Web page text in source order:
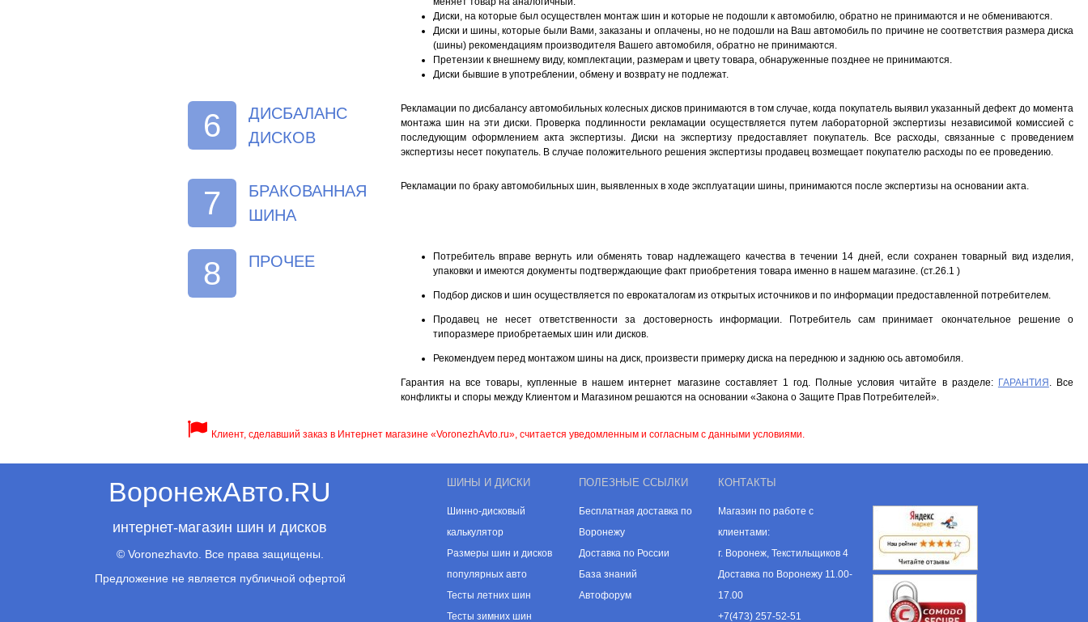
Диски, на которые был осуществлен монтаж шин и которые не подошли к автомобилю, обратно не принимаются и не обмениваются.
Диски и шины, которые были Вами, заказаны и оплачены, но не подошли на Ваш автомобиль по причине не соответствия размера диска
(шины) рекомендациям производителя Вашего автомобиля, обратно не принимаются.
Претензии к внешнему виду, комплектации, размерам и цвету товара, обнаруженные позднее не принимаются.
Диски бывшие в употреблении, обмену и возврату не подлежат.
6
ДИСБАЛАНС
ДИСКОВ
Рекламации по дисбалансу автомобильных колесных дисков принимаются в том случае, когда покупатель выявил указанный дефект до момента
монтажа шин на эти диски. Проверка подлинности рекламации осуществляется путем лабораторной экспертизы независимой комиссией с
последующим оформлением акта экспертизы. Диски на экспертизу предоставляет покупатель. Все расходы, связанные с проведением
экспертизы несет покупатель. В случае положительного решения экспертизы продавец возмещает покупателю расходы по ее проведению.
7
БРАКОВАННАЯ
ШИНА
Рекламации по браку автомобильных шин, выявленных в ходе эксплуатации шины, принимаются после экспертизы на основании акта.
8 ПРОЧЕЕ
Потребитель вправе вернуть или обменять товар надлежащего качества в течении 14 дней, если сохранен товарный вид изделия,
упаковки и имеются документы подтверждающие факт приобретения товара именно в нашем магазине. (ст.26.1 )
Подбор дисков и шин осуществляется по еврокаталогам из открытых источников и по информации предоставленной потребителем.
Продавец не несет ответственности за достоверность информации. Потребитель сам принимает окончательное решение о
типоразмере приобретаемых шин или дисков.
Рекомендуем перед монтажом шины на диск, произвести примерку диска на переднюю и заднюю ось автомобиля.
Гарантия на все товары, купленные в нашем интернет магазине составляет 1 год. Полные условия читайте в разделе: ГАРАНТИЯ . Все
конфликты и споры между Клиентом и Магазином решаются на основании «Закона о Защите Прав Потребителей».
Клиент, сделавший заказ в Интернет магазине «VoronezhAvto.ru», считается уведомленным и согласным с данными условиями.
ВоронежАвто.RU
интернет-магазин шин и дисков
© Voronezhavto. Все права защищены.
Предложение не является публичной офертой
ШИНЫ И ДИСКИ
Шинно-дисковый
калькулятор
Размеры шин и дисков
популярных авто
Тесты летних шин
Тесты зимних шин
ПОЛЕЗНЫЕ ССЫЛКИ
Бесплатная доставка по
Воронежу
Доставка по России
База знаний
Автофорум
КОНТАКТЫ
Магазин по работе с
клиентами:
г. Воронеж, Текстильщиков 4
Доставка по Воронежу 11.00-
17.00
+7(473) 257-52-51